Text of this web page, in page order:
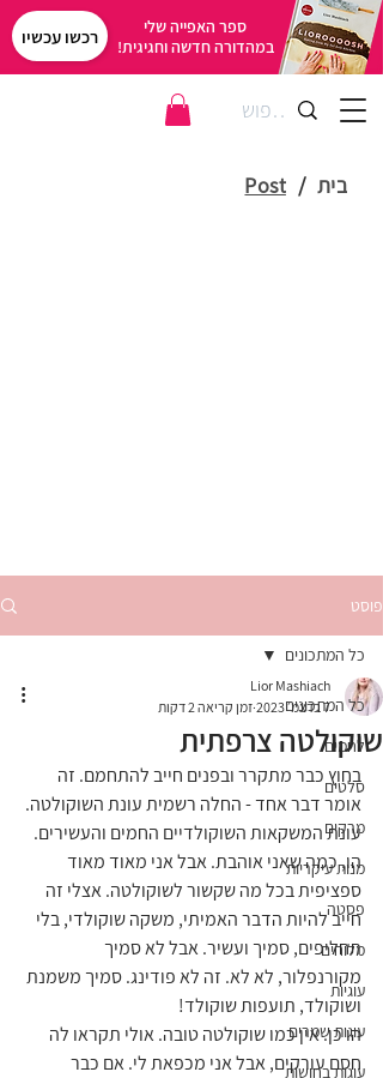
רכשו עכשיו
ספר האפייה שלי
במהדורה חדשה וחגיגית!
בית /
Post
פוסט
כל המתכונים
לחמים
סלטים
מרקים
מנות עיקריות
פסטה
מלוחים
עוגיות
עוגות שמרים
עוגות בחושות
כל המתכונים
שוקולטה צרפתית
Lior Mashiach
7 בדצמ׳ 2023
זמן קריאה 2 דקות
בחוץ כבר מתקרר ובפנים חייב להתחמם. זה
אומר דבר אחד - החלה רשמית עונת השוקולטה.
עונת המשקאות השוקולדיים החמים והעשירים.
הו, כמה שאני אוהבת. אבל אני מאוד מאוד
ספציפית בכל מה שקשור לשוקולטה. אצלי זה
חייב להיות הדבר האמיתי, משקה שוקולדי, בלי
תחליפים, סמיך ועשיר. אבל לא סמיך
מקורנפלור, לא לא. זה לא פודינג. סמיך משמנת
ושוקולד, תועפות שוקולד!
הו כן. אין כמו שוקולטה טובה. אולי תקראו לה
חסם עורקים, אבל אני מכפאת לי. אם כבר